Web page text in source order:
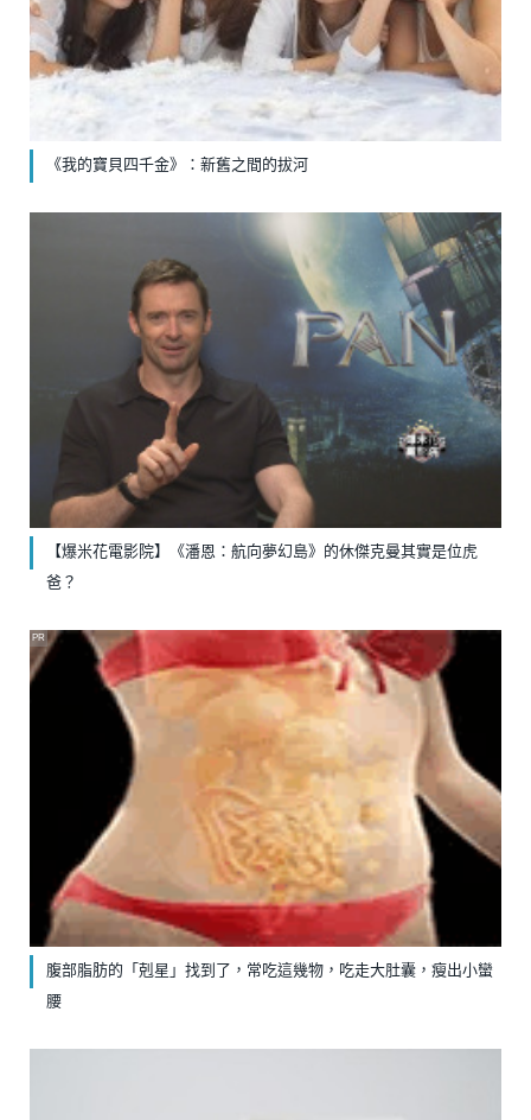
《我的寶貝四千金》：新舊之間的拔河
【爆米花電影院】《潘恩：航向夢幻島》的休傑克曼其實是位虎
爸？
腹部脂肪的「剋星」找到了，常吃這幾物，吃走大肚囊，瘦出小蠻
腰
PR